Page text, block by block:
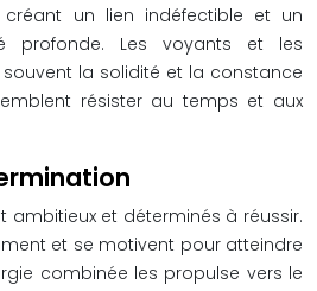
créant un lien indéfectible et un
profonde. Les voyants et les
la solidité et la constance
résister au temps et aux
ambitieux et déterminés à réussir.
et se motivent pour atteindre
combinée les propulse vers le